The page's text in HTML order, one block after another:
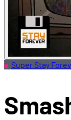
Super Stay